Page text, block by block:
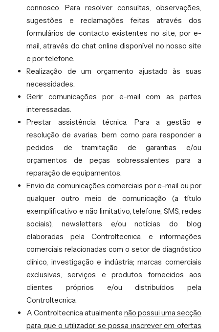
connosco. Para resolver consultas, observações,
sugestões e reclamações feitas através dos
formulários de contacto existentes no site, por e-
mail, através do chat online disponível no nosso site
e por telefone.
Realização de um orçamento ajustado às suas
necessidades.
Gerir comunicações por e-mail com as partes
interessadas.
Prestar assistência técnica. Para a gestão e
resolução de avarias, bem como para responder a
pedidos de tramitação de garantias e/ou
orçamentos de peças sobressalentes para a
reparação de equipamentos.
Envio de comunicações comerciais por e-mail ou por
qualquer outro meio de comunicação (a título
exemplificativo e não limitativo, telefone, SMS, redes
sociais), newsletters e/ou notícias do blog
elaboradas pela Controltecnica, e informações
comerciais relacionadas com o setor de diagnóstico
clínico, investigação e indústria; marcas comerciais
exclusivas, serviços e produtos fornecidos aos
clientes próprios e/ou distribuídos pela
Controltecnica.
A Controltecnica atualmente não possui uma secção
para que o utilizador se possa inscrever em ofertas